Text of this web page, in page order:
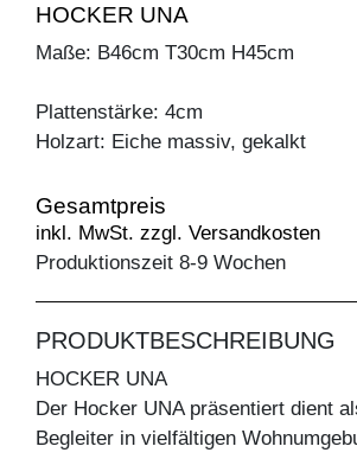
HOCKER UNA
Maße: B46cm T30cm H45cm
Plattenstärke: 4cm
Holzart: Eiche massiv, gekalkt
Gesamtpreis
inkl. MwSt. zzgl. Versandkosten
Produktionszeit 8-9 Wochen
PRODUKTBESCHREIBUNG
HOCKER UNA
Der Hocker UNA präsentiert dient
Begleiter in vielfältigen